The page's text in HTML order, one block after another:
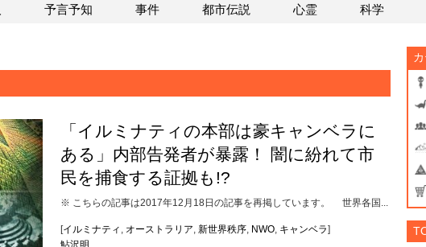
「イルミナティの本部は豪キャンベラに
ある」内部告発者が暴露！ 闇に紛れて市
民を捕食する証拠も!?
※ こちらの記事は2017年12月18日の記事を再掲しています。 世界各国...
[イルミナティ , オーストラリア, 新世界秩序, NWO, キャンベラ]
鮎沢明
予言予知 事件 都市伝説 心霊 科学